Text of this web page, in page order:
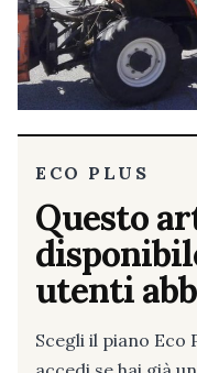
ECO PLUS
Questo
utenti
Scegli il piano Eco